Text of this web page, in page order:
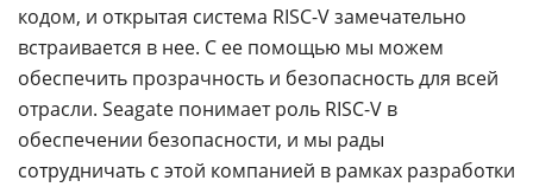
кодом, и открытая система RISC-V замечательно
встраивается в нее. С ее помощью мы можем
обеспечить прозрачность и безопасность для всей
отрасли. Seagate понимает роль RISC-V в
обеспечении безопасности, и мы рады
сотрудничать с этой компанией в рамках разработки